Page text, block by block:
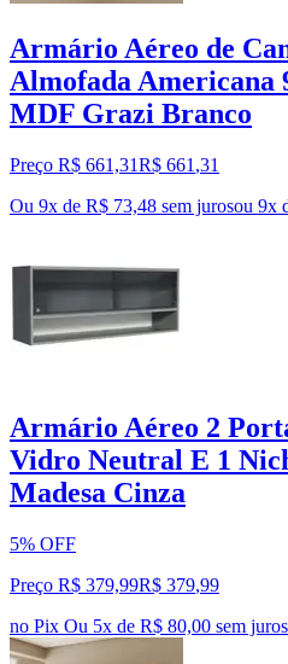
Armário Aéreo de
Almofada Americana
MDF Grazi Branco
Preço R$ 661,31R$ 661 ,31
Ou 9x de R$ 73,48 sem jurosou 9x
Armário Aéreo 2
Vidro Neutral E 1
Madesa Cinza
5% OFF
Preço R$ 379,99R$ 379,99
no Pix Ou 5x de R$ 80,00 sem juros